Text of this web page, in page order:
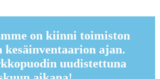
on kiinni toimiston
kesäinventaarion ajan.
uudistettuna